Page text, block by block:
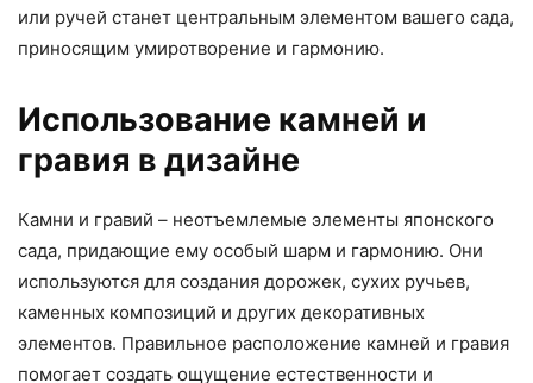
или ручей станет центральным элементом вашего сада,
приносящим умиротворение и гармонию.
Использование камней и
гравия в дизайне
Камни и гравий – неотъемлемые элементы японского
сада, придающие ему особый шарм и гармонию. Они
используются для создания дорожек, сухих ручьев,
каменных композиций и других декоративных
элементов. Правильное расположение камней и гравия
помогает создать ощущение естественности и